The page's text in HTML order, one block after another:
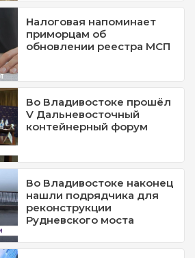
Налоговая напоминает
приморцам об
обновлении реестра МСП
Во Владивостоке прошёл
V Дальневосточный
контейнерный форум
Во Владивостоке наконец
нашли подрядчика для
реконструкции
Рудневского моста